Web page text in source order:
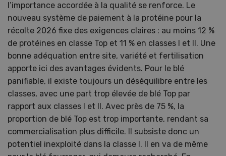
l’importance accordée à la qualité se renforce. Le
nouveau système de paiement à la protéine pour la
récolte 2026 fixe des exigences claires : au moins 12 %
de protéines en classe Top et 11 % en classes I et II. Une
bonne adéquation entre site, variété et fertilisation
apporte ici des avantages évidents. Pour le blé
panifiable, il existe toujours un déséquilibre entre les
classes, avec une part trop élevée de blé Top par
rapport aux classes I et II. Avec près de 75 %, la
proportion de blé Top est trop importante, rendant sa
commercialisation plus difficile. Il subsiste donc un
potentiel inexploité dans la classe I. Il en va de même